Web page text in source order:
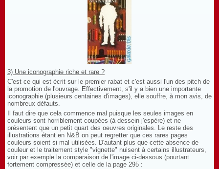
3) Une iconographie riche et rare ?
C'est ce qui est écrit sur le premier rabat et c'est aussi l'un des pitch de
la promotion de l'ouvrage. Effectivement, s'il y a bien une importante
iconographie (plusieurs centaines d'images), elle souffre, à mon avis, de
nombreux défauts.
Il faut dire que cela commence mal puisque les seules images en
couleurs sont horriblement coupées (à dessein j'espère) et ne
présentent que un petit quart des oeuvres originales. Le reste des
illustrations étant en N&B on peut regretter que ces rares pages
couleurs soient si mal utilisées. D'autant plus que cette absence de
couleur et le traitement style "vignette" nuisent à certains illustrateurs,
voir par exemple la comparaison de l'image ci-dessous (pourtant
fortement compressée) et celle de la page 295 :